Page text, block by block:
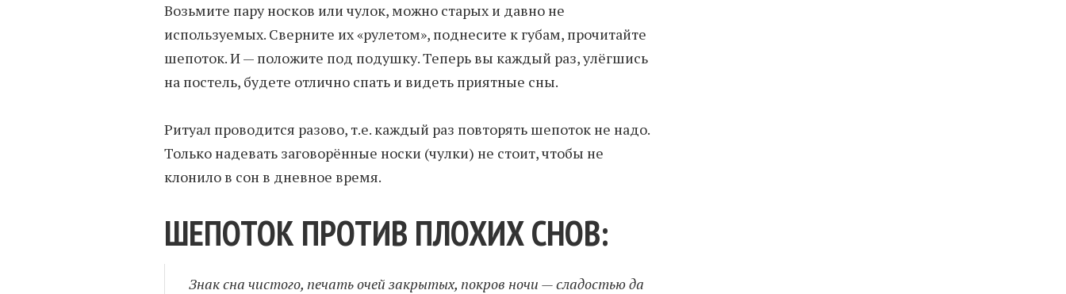
Возьмите пару носков или чулок, можно старых и давно не
используемых. Сверните их «рулетом», поднесите к губам, прочитайте
шепоток. И — положите под подушку. Теперь вы каждый раз, улёгшись
на постель, будете отлично спать и видеть приятные сны.
Ритуал проводится разово, т.е. каждый раз повторять шепоток не надо.
Только надевать заговорённые носки (чулки) не стоит, чтобы не
клонило в сон в дневное время.
ШЕПОТОК ПРОТИВ ПЛОХИХ СНОВ:
Знак сна чистого, печать очей закрытых, покров ночи — сладостью да